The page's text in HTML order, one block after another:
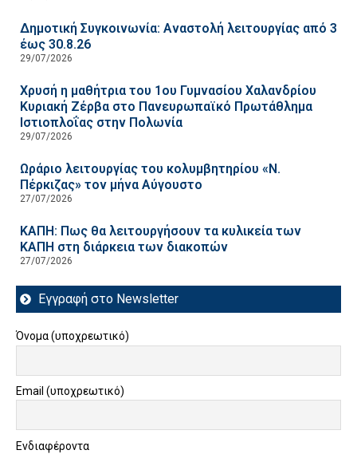
Δημοτική Συγκοινωνία: Αναστολή λειτουργίας από 3
έως 30.8.26
29/07/2026
Χρυσή η μαθήτρια του 1ου Γυμνασίου Χαλανδρίου
Κυριακή Ζέρβα στο Πανευρωπαϊκό Πρωτάθλημα
Ιστιοπλοΐας στην Πολωνία
29/07/2026
Ωράριο λειτουργίας του κολυμβητηρίου «Ν.
Πέρκιζας» τον μήνα Αύγουστο
27/07/2026
ΚΑΠΗ: Πως θα λειτουργήσουν τα κυλικεία των
ΚΑΠΗ στη διάρκεια των διακοπών
27/07/2026
Εγγραφή στο Newsletter
Όνομα (υποχρεωτικό)
Email (υποχρεωτικό)
Ενδιαφέροντα